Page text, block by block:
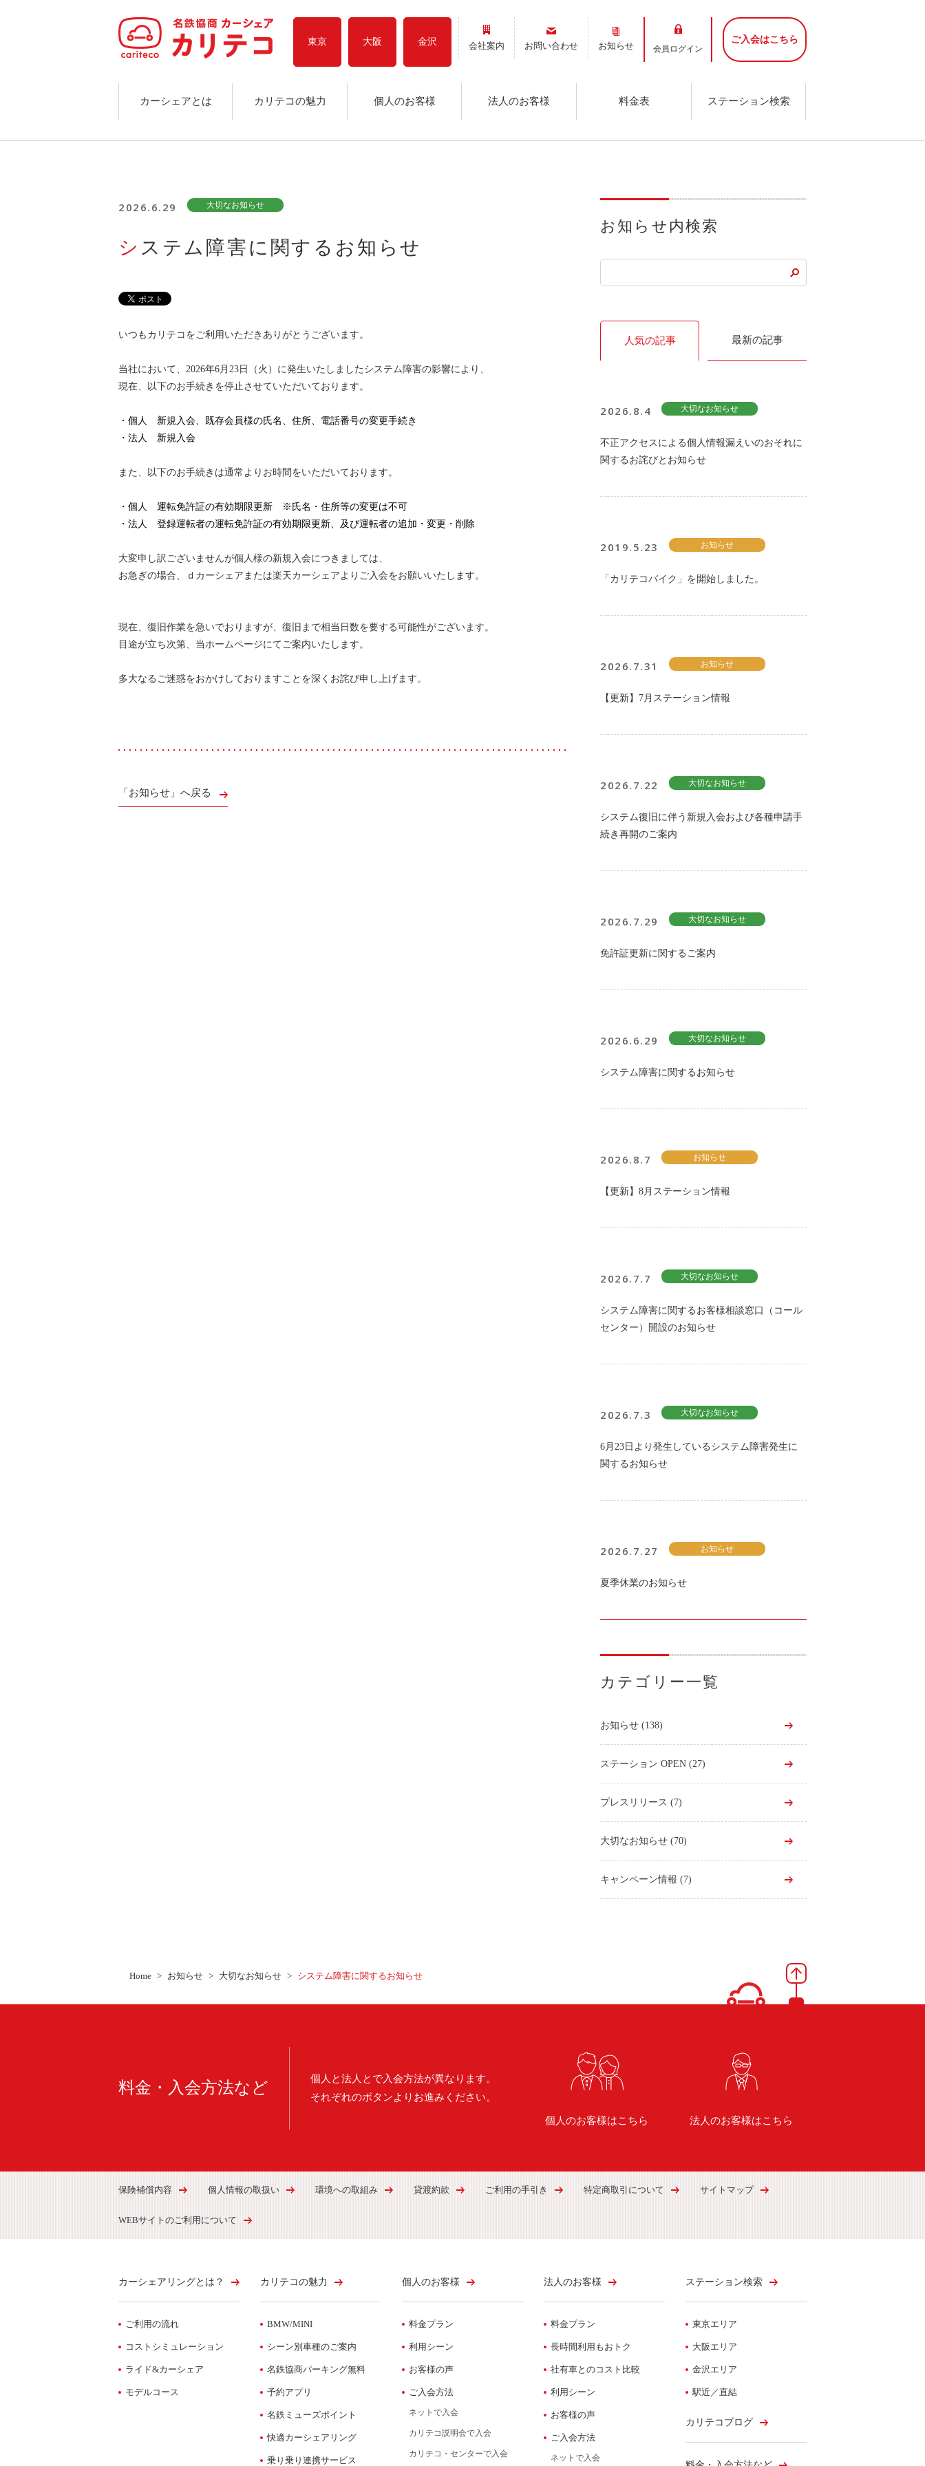
東京 大阪 金沢 会社案内 お問い合わせ お知らせ 会員ログイン
ご入会はこちら
カーシェアとは カリテコの魅力 個人のお客様 法人のお客様 料金表 ステーション検索
2026.6.29 大切なお知らせ
システム障害に関するお知らせ
いつもカリテコをご利用いただきありがとうございます。
当社において、2026年6月23日（火）に発生いたしましたシステム障害の影響により、
現在、以下のお手続きを停止させていただいております。
・個人 新規入会、既存会員様の氏名、住所、電話番号の変更手続き
・法人 新規入会
また、以下のお手続きは通常よりお時間をいただいております。
・個人 運転免許証の有効期限更新 ※氏名・住所等の変更は不可
・法人 登録運転者の運転免許証の有効期限更新、及び運転者の追加・変更・削除
大変申し訳ございませんが個人様の新規入会につきましては、
お急ぎの場合、ｄカーシェアまたは楽天カーシェアよりご入会をお願いいたします。
現在、復旧作業を急いでおりますが、復旧まで相当日数を要する可能性がございます。
目途が立ち次第、当ホームページにてご案内いたします。
多大なるご迷惑をおかけしておりますことを深くお詫び申し上げます。
「お知らせ」へ戻る
お知らせ内検索
人気の記事 最新の記事
2026.8.4 大切なお知らせ
不正アクセスによる個人情報漏えいのおそれに
関するお詫びとお知らせ
2019.5.23 お知らせ
「カリテコバイク」を開始しました。
2026.7.31 お知らせ
【更新】7月ステーション情報
2026.7.22 大切なお知らせ
システム復旧に伴う新規入会および各種申請手
続き再開のご案内
2026.7.29 大切なお知らせ
免許証更新に関するご案内
2026.6.29 大切なお知らせ
システム障害に関するお知らせ
2026.8.7 お知らせ
【更新】8月ステーション情報
2026.7.7 大切なお知らせ
システム障害に関するお客様相談窓口（コール
センター）開設のお知らせ
2026.7.3 大切なお知らせ
6月23日より発生しているシステム障害発生に
関するお知らせ
2026.7.27 お知らせ
夏季休業のお知らせ
カテゴリー一覧
お知らせ (138)
ステーション OPEN (27)
プレスリリース (7)
大切なお知らせ (70)
キャンペーン情報 (7)
Home お知らせ 大切なお知らせ システム障害に関するお知らせ
料金・入会方法など
個人と法人とで入会方法が異なります。
それぞれのボタンよりお進みください。
個人のお客様はこちら 法人のお客様はこちら
保険補償内容 個人情報の取扱い 環境への取組み 貸渡約款 ご利用の手引き 特定商取引について サイトマップ
WEBサイトのご利用について
カーシェアリングとは？
ご利用の流れ
コストシミュレーション
ライド&カーシェア
モデルコース
カリテコの魅力
BMW/MINI
シーン別車種のご案内
名鉄協商パーキング無料
予約アプリ
名鉄ミューズポイント
快適カーシェアリング
乗り乗り連携サービス
個人のお客様
料金プラン
利用シーン
お客様の声
ご入会方法
ネットで入会
カリテコ説明会で入会
カリテコ・センターで入会
法人のお客様
料金プラン
長時間利用もおトク
社有車とのコスト比較
利用シーン
お客様の声
ご入会方法
ネットで入会
ステーション検索
東京エリア
大阪エリア
金沢エリア
駅近／直結
カリテコブログ